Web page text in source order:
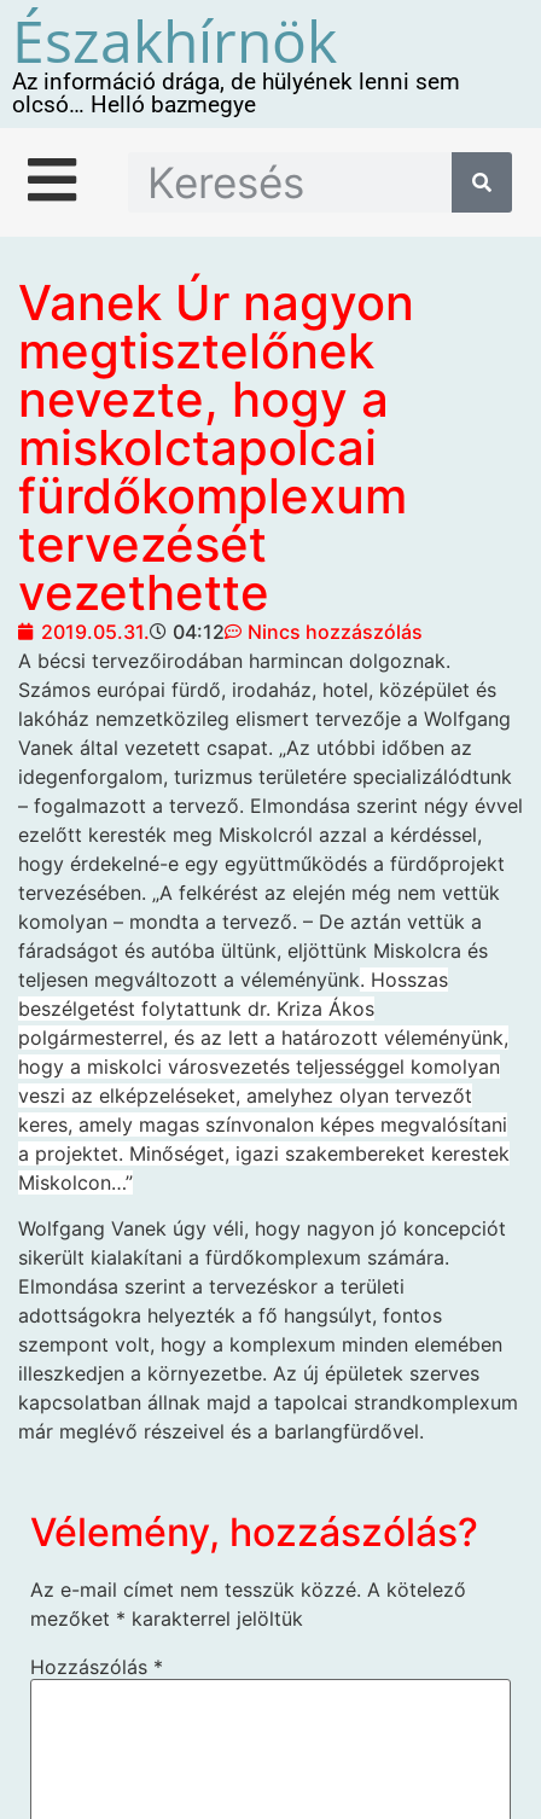
Északhírnök
Az információ drága, de hülyének lenni sem
olcsó… Helló bazmegye
Vanek Úr nagyon
megtisztelőnek
nevezte, hogy a
miskolctapolcai
fürdőkomplexum
tervezését
vezethette
2019.05.31. 04:12
Nincs hozzászólás
A bécsi tervezőirodában harmincan dolgoznak.
Számos európai fürdő, irodaház, hotel, középület és
lakóház nemzetközileg elismert tervezője a Wolfgang
Vanek által vezetett csapat. „Az utóbbi időben az
idegenforgalom, turizmus területére specializálódtunk
– fogalmazott a tervező. Elmondása szerint négy évvel
ezelőtt keresték meg Miskolcról azzal a kérdéssel,
hogy érdekelné-e egy együttműködés a fürdőprojekt
tervezésében. „A felkérést az elején még nem vettük
komolyan – mondta a tervező. – De aztán vettük a
fáradságot és autóba ültünk, eljöttünk Miskolcra és
teljesen megváltozott a véleményünk. Hosszas
beszélgetést folytattunk dr. Kriza Ákos
polgármesterrel, és az lett a határozott véleményünk,
hogy a miskolci városvezetés teljességgel komolyan
veszi az elképzeléseket, amelyhez olyan tervezőt
keres, amely magas színvonalon képes megvalósítani
a projektet. Minőséget, igazi szakembereket kerestek
Miskolcon…”
Wolfgang Vanek úgy véli, hogy nagyon jó koncepciót
sikerült kialakítani a fürdőkomplexum számára.
Elmondása szerint a tervezéskor a területi
adottságokra helyezték a fő hangsúlyt, fontos
szempont volt, hogy a komplexum minden elemében
illeszkedjen a környezetbe. Az új épületek szerves
kapcsolatban állnak majd a tapolcai strandkomplexum
már meglévő részeivel és a barlangfürdővel.
Vélemény, hozzászólás?
Az e-mail címet nem tesszük közzé. A kötelező
mezőket * karakterrel jelöltük
Hozzászólás *